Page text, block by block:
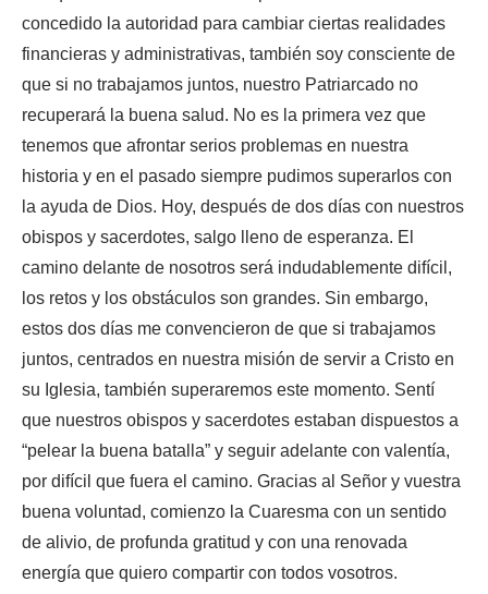
concedido la autoridad para cambiar ciertas realidades
financieras y administrativas, también soy consciente de
que si no trabajamos juntos, nuestro Patriarcado no
recuperará la buena salud. No es la primera vez que
tenemos que afrontar serios problemas en nuestra
historia y en el pasado siempre pudimos superarlos con
la ayuda de Dios. Hoy, después de dos días con nuestros
obispos y sacerdotes, salgo lleno de esperanza. El
camino delante de nosotros será indudablemente difícil,
los retos y los obstáculos son grandes. Sin embargo,
estos dos días me convencieron de que si trabajamos
juntos, centrados en nuestra misión de servir a Cristo en
su Iglesia, también superaremos este momento. Sentí
que nuestros obispos y sacerdotes estaban dispuestos a
“pelear la buena batalla” y seguir adelante con valentía,
por difícil que fuera el camino. Gracias al Señor y vuestra
buena voluntad, comienzo la Cuaresma con un sentido
de alivio, de profunda gratitud y con una renovada
energía que quiero compartir con todos vosotros.